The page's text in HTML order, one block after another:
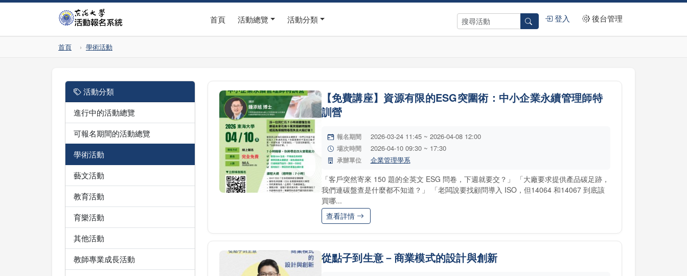
首頁 活動總覽 活動分類 登入 後台管理
首頁 學術活動
活動分類
進行中的活動總覽
可報名期間的活動總覽
學術活動
藝文活動
教育活動
育樂活動
其他活動
教師專業成長活動
【免費講座】資源有限的ESG突圍術：中小企業永續管理師特
訓營
報名期間 2026-03-24 11:45 ~ 2026-04-08 12:00
場次時間 2026-04-10 09:30 ~ 17:30
承辦單位 企業管理學系
「客戶突然寄來 150 題的全英文 ESG 問卷，下週就要交？」 「大廠要求提供產品碳足跡，
我們連碳盤查是什麼都不知道？」 「老闆說要找顧問導入 ISO，但14064 和14067 到底該
買哪...
查看詳情
從點子到生意－商業模式的設計與創新